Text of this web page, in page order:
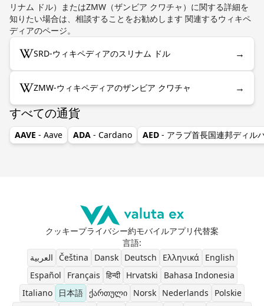
リナム ドル）またはZMW（ザンビア クワチャ）に関する詳細を
知りたい場合は、相談することをお勧めします 関連するウィキペ
ディアのページ。
SRD-ウィキペディアのスリナム ドル →
ZMW-ウィキペディアのザンビア クワチャ →
すべての通貨
AAVE - Aave ADA - Cardano AED - アラブ首長国連邦ディル
クッキープライバシー約モバイルアプリ代替案
言語:
العربية
Čeština Dansk Deutsch Ελληνικά
English
Español
Français हिन्दी Hrvatski
Bahasa Indonesia
Italiano
日本語 ქართული Norsk Nederlands
Polskie